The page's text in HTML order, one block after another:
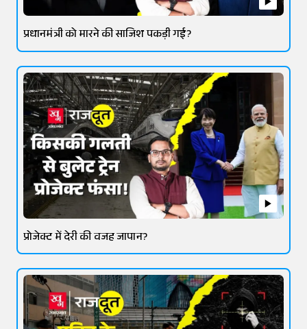
प्रधानमंत्री को मारने की साजिश पकड़ी गई?
प्रोजेक्ट में देरी की वजह जापान?